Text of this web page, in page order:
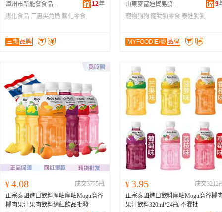
漳州市新能發食品有限公司
12年
膨化食品 三惠尖角脆 膨化零食
三惠 品牌
山東麥富迪貿易發展有限公司
9
寵物狗狗 寵物狗零食 泰迪狗狗
MYFOODIE/麥 品牌
¥ 4.08
成交3775瓶
正宗泰國進口飲料摩咕摩咕Mogu磨谷
椰肉果汁果肉飲料網紅飲品批發
¥ 3.95
成交3212
正宗泰國進口飲料摩咕Mogu磨谷椰
果汁飲料320ml*24瓶 不混批